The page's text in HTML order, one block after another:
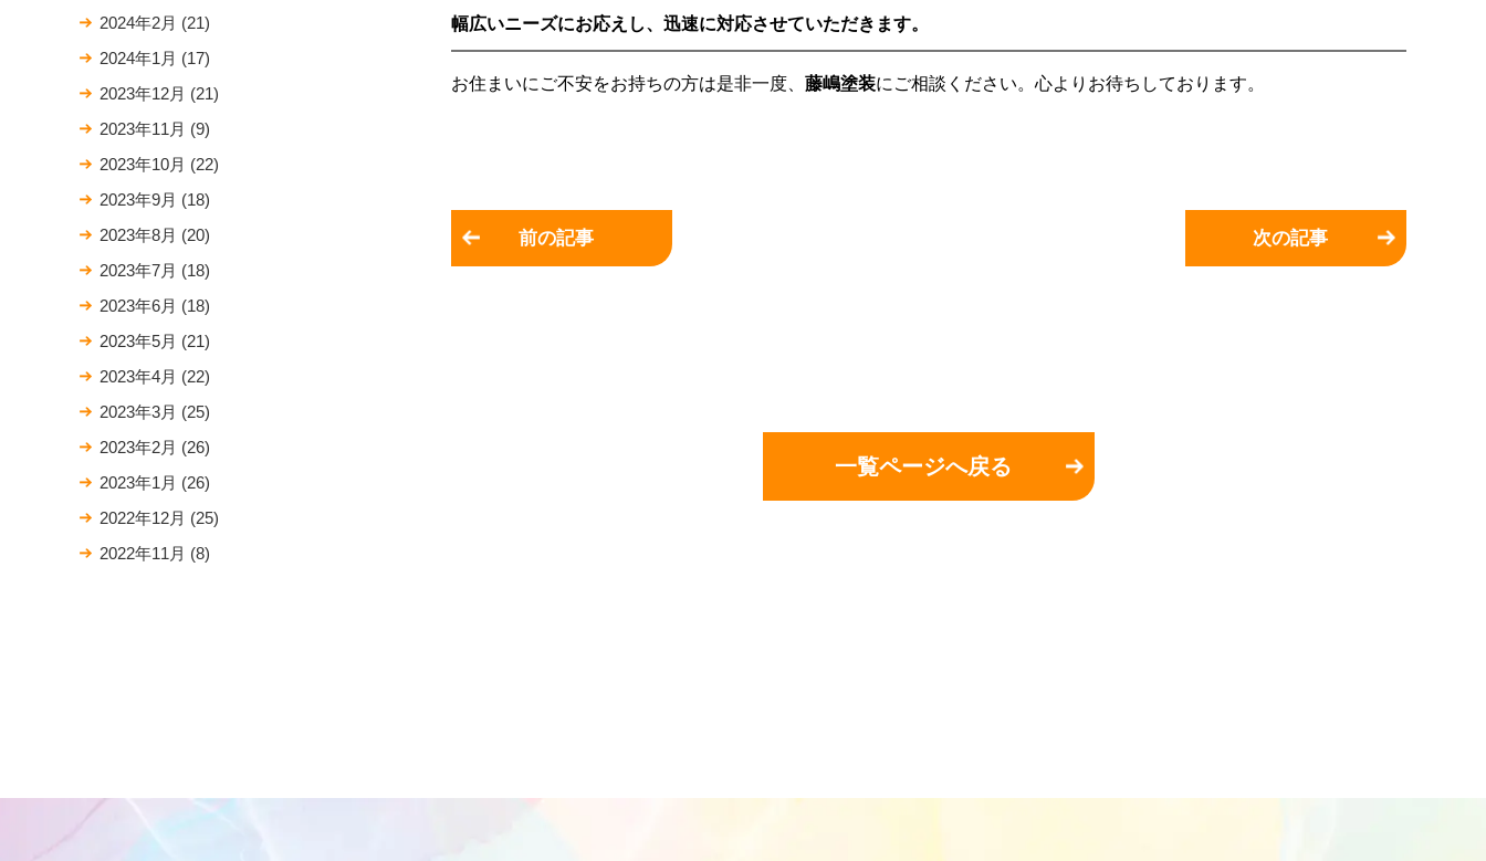
幅広いニーズにお応えし、迅速に対応させていただきます。
お住まいにご不安をお持ちの方は是非一度、 藤嶋塗装にご相談ください。心よりお待ちしております。
前の記事 次の記事
一覧ページへ戻る
2024年2月 (21)
2024年1月 (17)
2023年12月 (21)
2023年11月 (9)
2023年10月 (22)
2023年9月 (18)
2023年8月 (20)
2023年7月 (18)
2023年6月 (18)
2023年5月 (21)
2023年4月 (22)
2023年3月 (25)
2023年2月 (26)
2023年1月 (26)
2022年12月 (25)
2022年11月 (8)